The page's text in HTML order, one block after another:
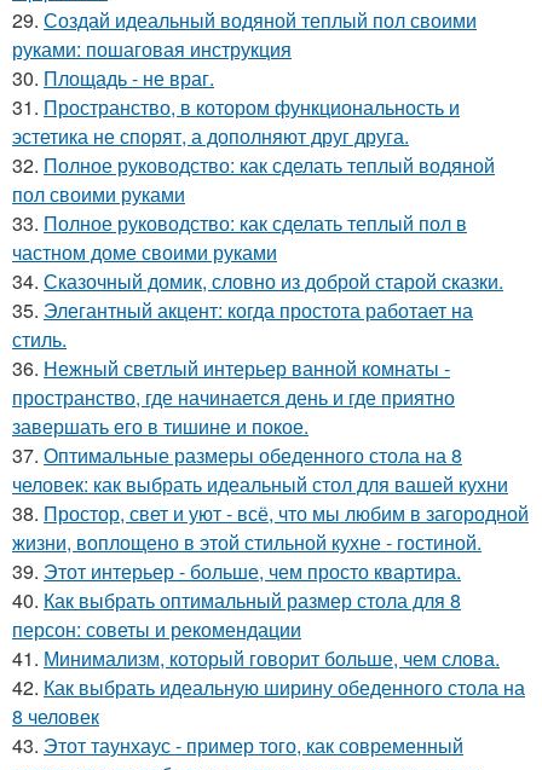
29. Создай идеальный водяной теплый пол своими
руками: пошаговая инструкция
30. Площадь - не враг.
31. Пространство, в котором функциональность и
эстетика не спорят, а дополняют друг друга.
32. Полное руководство: как сделать теплый водяной
пол своими руками
33. Полное руководство: как сделать теплый пол в
частном доме своими руками
34. Сказочный домик, словно из доброй старой сказки.
35. Элегантный акцент: когда простота работает на
стиль.
36. Нежный светлый интерьер ванной комнаты -
пространство, где начинается день и где приятно
завершать его в тишине и покое.
37. Оптимальные размеры обеденного стола на 8
человек: как выбрать идеальный стол для вашей кухни
38. Простор, свет и уют - всё, что мы любим в загородной
жизни, воплощено в этой стильной кухне - гостиной.
39. Этот интерьер - больше, чем просто квартира.
40. Как выбрать оптимальный размер стола для 8
персон: советы и рекомендации
41. Минимализм, который говорит больше, чем слова.
42. Как выбрать идеальную ширину обеденного стола на
8 человек
43. Этот таунхаус - пример того, как современный